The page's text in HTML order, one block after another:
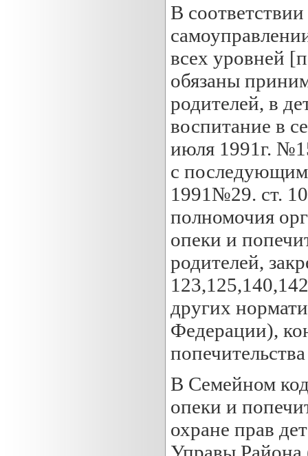
В
всех уровней
обязаны
родителей, в
воспитание в
июля 1991г.
с
1991№29. ст.
полномочия
опеки и
родителей,
других
Федерации),
В Семейном
опеки и
охране прав